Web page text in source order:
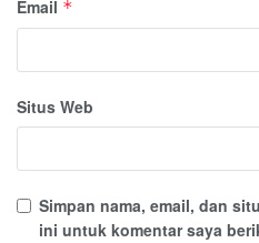
Email *
Situs Web
Simpan nama, email, dan
ini untuk komentar saya